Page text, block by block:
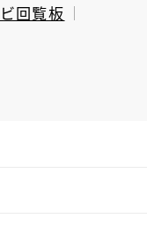
回覧板